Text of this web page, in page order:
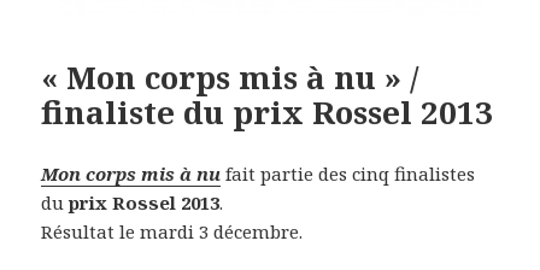
« Mon corps mis à nu » /
finaliste du prix Rossel 2013
Mon corps mis à nu fait partie des cinq finalistes
duprix Rossel 2013.
Résultat le mardi 3 décembre.